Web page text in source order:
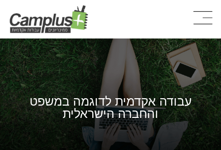
עבודה אקדמית לדוגמה במשפט
והחברה הישראלית